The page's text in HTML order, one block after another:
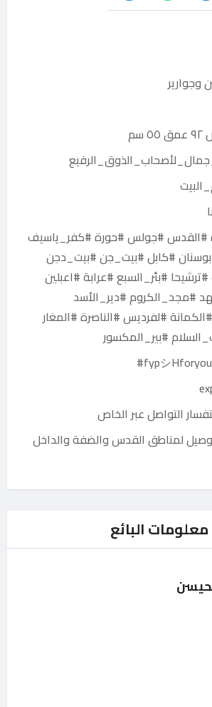
وجوارير
#القدس #جولس #حورة #كفر_ياسيف
#كابل #بيت_جن #بيت_دجن
#بئر_السبع #عرابة #اعبلين
#مجد_الكروم #دير_الأسد
#لفرديس #الناصرة #المغار
#بير_المكسور
fypシ
التواصل عبر الخاص
لمناطق القدس والضفة والداخل
معلومات البائع